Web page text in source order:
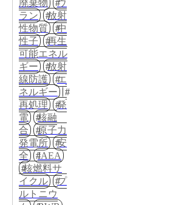
廃棄物
ウ
ラン
放射
性物質
中
性子
再生
可能エネル
ギー
放射
線防護
エ
ネルギー
再処理
発
電
核融
合
原子力
発電所
安
全
IAEA
核燃料サ
イクル
プ
ルトニウ